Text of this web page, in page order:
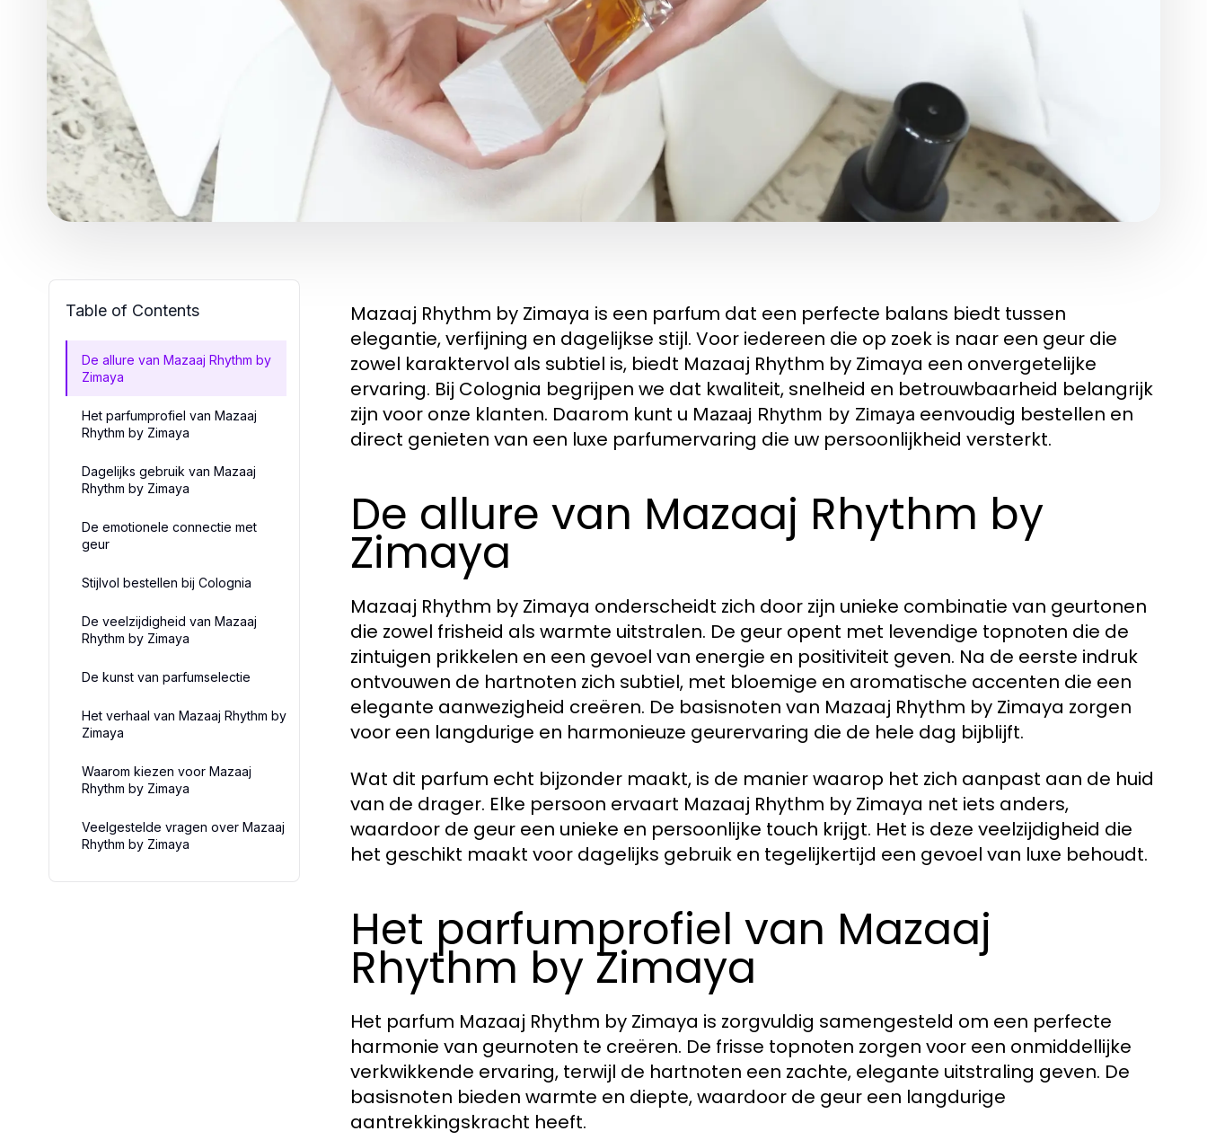
Table of Contents
De allure van Mazaaj Rhythm by
Zimaya
Het parfumprofiel van Mazaaj
Rhythm by Zimaya
Dagelijks gebruik van Mazaaj
Rhythm by Zimaya
De emotionele connectie met
geur
Stijlvol bestellen bij Colognia
De veelzijdigheid van Mazaaj
Rhythm by Zimaya
De kunst van parfumselectie
Het verhaal van Mazaaj Rhythm by
Zimaya
Waarom kiezen voor Mazaaj
Rhythm by Zimaya
Veelgestelde vragen over Mazaaj
Rhythm by Zimaya
Mazaaj Rhythm by Zimaya is een parfum dat een perfecte balans biedt tussen
elegantie, verfijning en dagelijkse stijl. Voor iedereen die op zoek is naar een geur die
zowel karaktervol als subtiel is, biedt Mazaaj Rhythm by Zimaya een onvergetelijke
ervaring. Bij Colognia begrijpen we dat kwaliteit, snelheid en betrouwbaarheid belangrijk
zijn voor onze klanten. Daarom kunt u Mazaaj Rhythm by Zimaya eenvoudig bestellen en
direct genieten van een luxe parfumervaring die uw persoonlijkheid versterkt.
De allure van Mazaaj Rhythm by
Zimaya
Mazaaj Rhythm by Zimaya onderscheidt zich door zijn unieke combinatie van geurtonen
die zowel frisheid als warmte uitstralen. De geur opent met levendige topnoten die de
zintuigen prikkelen en een gevoel van energie en positiviteit geven. Na de eerste indruk
ontvouwen de hartnoten zich subtiel, met bloemige en aromatische accenten die een
elegante aanwezigheid creëren. De basisnoten van Mazaaj Rhythm by Zimaya zorgen
voor een langdurige en harmonieuze geurervaring die de hele dag bijblijft.
Wat dit parfum echt bijzonder maakt, is de manier waarop het zich aanpast aan de huid
van de drager. Elke persoon ervaart Mazaaj Rhythm by Zimaya net iets anders,
waardoor de geur een unieke en persoonlijke touch krijgt. Het is deze veelzijdigheid die
het geschikt maakt voor dagelijks gebruik en tegelijkertijd een gevoel van luxe behoudt.
Het parfumprofiel van Mazaaj
Rhythm by Zimaya
Het parfum Mazaaj Rhythm by Zimaya is zorgvuldig samengesteld om een perfecte
harmonie van geurnoten te creëren. De frisse topnoten zorgen voor een onmiddellijke
verkwikkende ervaring, terwijl de hartnoten een zachte, elegante uitstraling geven. De
basisnoten bieden warmte en diepte, waardoor de geur een langdurige
aantrekkingskracht heeft.